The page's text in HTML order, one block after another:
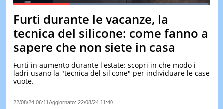
TEST
&
DI
Pause Unmute
Loaded:100.00%
Furti durante le vacanze, la
tecnica del silicone: come fanno a
sapere che non siete in casa
Furti in aumento durante l'estate: scopri in che modo i
ladri usano la "tecnica del silicone" per individuare le case
vuote.
22/08/24 06:11 Aggiornato: 22/08/24 11:40